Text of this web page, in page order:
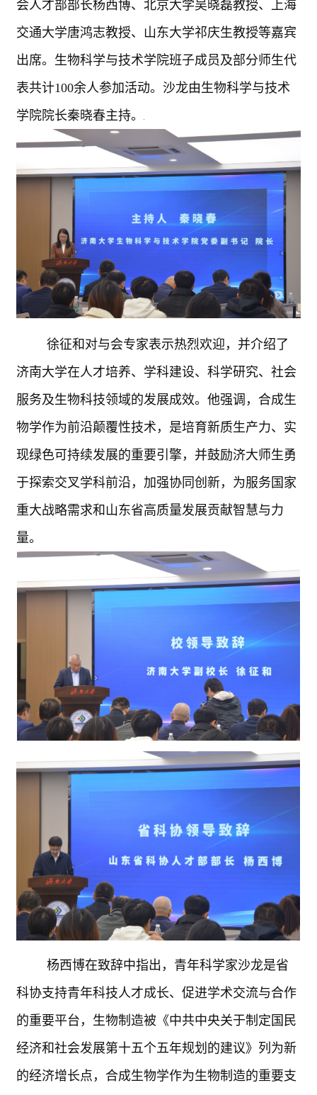
会人才部部长杨西博、北京大学吴晓磊教授、上海
交通大学唐鸿志教授、山东大学祁庆生教授等嘉宾
出席。生物科学与技术学院班子成员及部分师生代
表共计100余人参加活动。沙龙由生物科学与技术
学院院长秦晓春主持。
徐征和对与会专家表示热烈欢迎，并介绍了
济南大学在人才培养、学科建设、科学研究、社会
服务及生物科技领域的发展成效。他强调，合成生
物学作为前沿颠覆性技术，是培育新质生产力、实
现绿色可持续发展的重要引擎，并鼓励济大师生勇
于探索交叉学科前沿，加强协同创新，为服务国家
重大战略需求和山东省高质量发展贡献智慧与力
量。
杨西博在致辞中指出，青年科学家沙龙是省
科协支持青年科技人才成长、促进学术交流与合作
的重要平台，生物制造被《中共中央关于制定国民
经济和社会发展第十五个五年规划的建议》列为新
的经济增长点，合成生物学作为生物制造的重要支